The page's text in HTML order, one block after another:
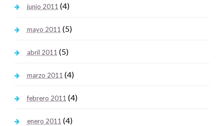
junio 2011 (4)
mayo 2011 (5)
abril 2011 (5)
marzo 2011 (4)
febrero 2011 (4)
enero 2011 (4)